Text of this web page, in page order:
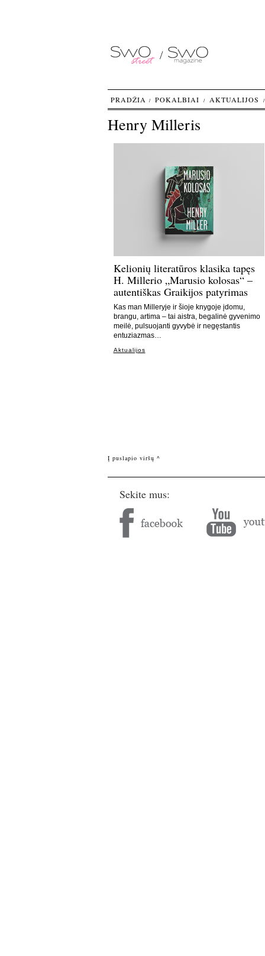
Henry Milleris
Kelionių literatūros klasika tapęs
H. Millerio „Marusio kolosas“ –
autentiškas Graikijos patyrimas
Kas man Milleryje ir šioje knygoje įdomu,
brangu, artima – tai aistra, begalinė gyvenimo
meilė, pulsuojanti gyvybė ir negęstantis
entuziazmas…
Aktualijos
PRADŽIA POKALBIAI AKTUALIJOS
Į puslapio viršų ^
Sekite mus: